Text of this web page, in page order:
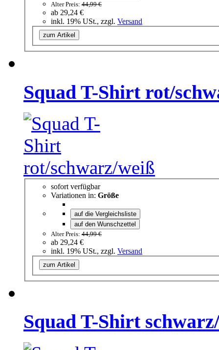
Alter Preis: 44,99 €
ab 29,24 €
inkl. 19% USt., zzgl. Versand
zum Artikel
Squad T-Shirt rot/
sofort verfügbar
Variationen in: Größe
auf die Vergleichsliste
auf den Wunschzettel
Alter Preis: 44,99 €
ab 29,24 €
inkl. 19% USt., zzgl. Versand
zum Artikel
Squad T-Shirt